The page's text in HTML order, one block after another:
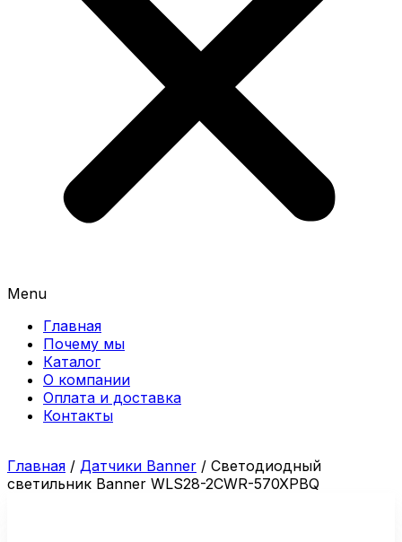
Menu
Главная
Почему мы
Каталог
О компании
Оплата и доставка
Контакты
Главная / Датчики Banner / Светодиодный
светильник Banner WLS28-2CWR-570XPBQ